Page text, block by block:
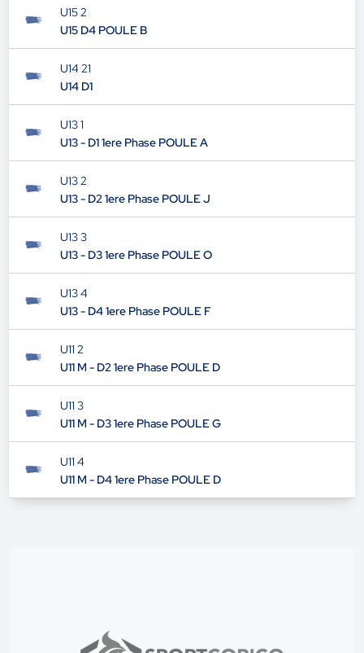
U15 2
U15 D4 POULE B
U14 21
U14 D1
U13 1
U13 - D1 1ere Phase POULE A
U13 2
U13 - D2 1ere Phase POULE J
U13 3
U13 - D3 1ere Phase POULE O
U13 4
U13 - D4 1ere Phase POULE F
U11 2
U11 M - D2 1ere Phase POULE D
U11 3
U11 M - D3 1ere Phase POULE G
U11 4
U11 M - D4 1ere Phase POULE D